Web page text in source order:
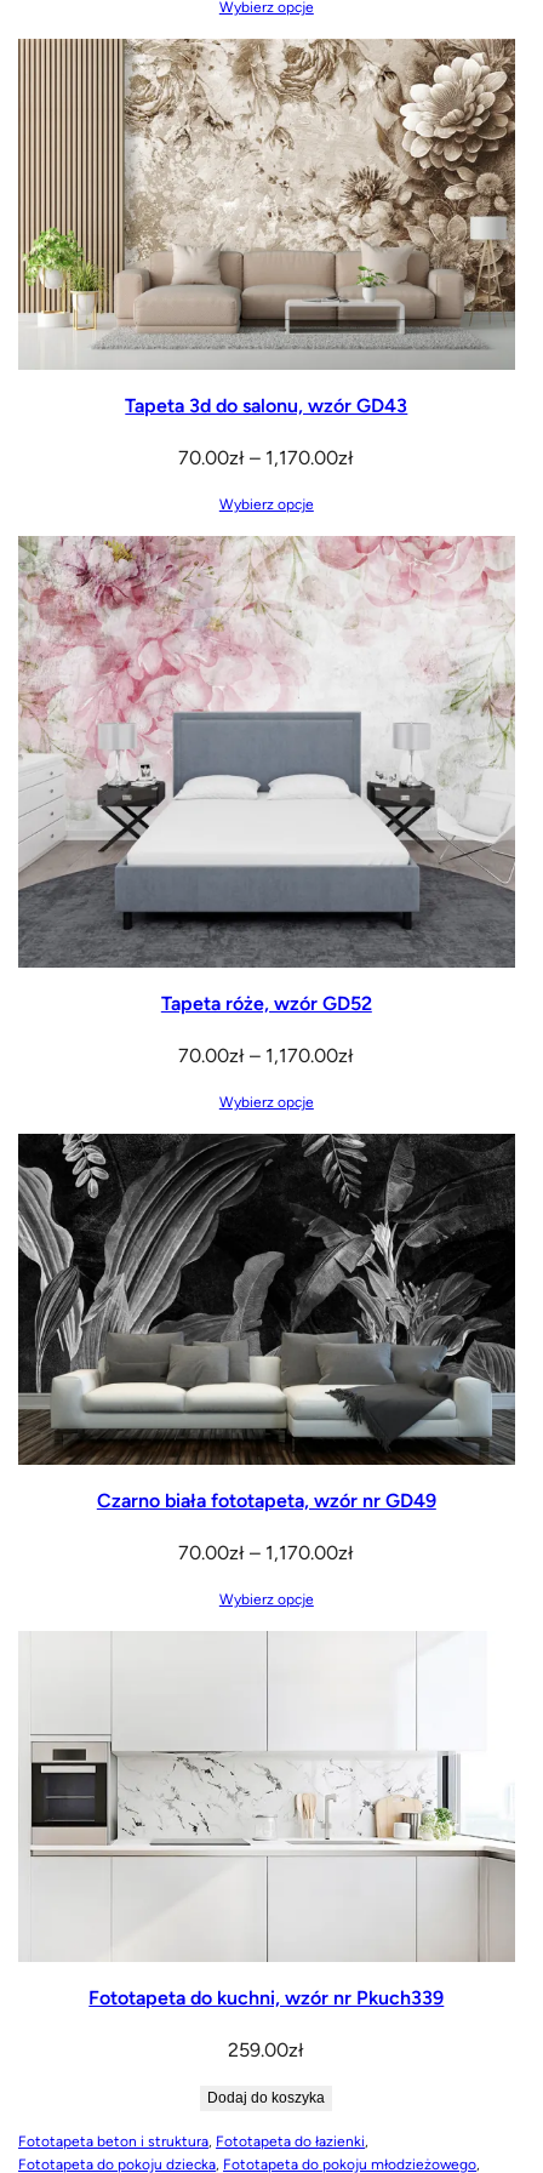
70.00zł
do
1,170.00zł
Wybierz opcje
Tapeta 3d do salonu, wzór GD43
70.00zł – 1,170.00złZakres
70.00zł
do
1,170.00zł
Wybierz opcje
Tapeta róże, wzór GD52
70.00zł – 1,170.00złZakres
70.00zł
do
1,170.00zł
Wybierz opcje
Czarno biała fototapeta, wzór nr GD49
70.00zł – 1,170.00złZakres
Wybierz opcje
Fototapeta do kuchni, wzór nr Pkuch339
259.00zł
Dodaj do koszyka
Fototapeta beton i struktura, Fototapeta do łazienki,
Fototapeta do pokoju dziecka, Fototapeta do pokoju młodzieżowego,